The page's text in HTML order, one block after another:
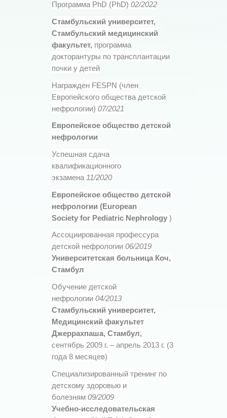
Программа PhD (PhD)02/2022
Стамбульский университет,
Стамбульский медицинский
факультет, программа
докторантуры по трансплантации
почки у детей
Награжден FESPN (член
Европейского общества детской
нефрологии)07/2021
Европейское общество детской
нефрологии
Успешная сдача
квалификационного
экзамена 11/2020
Европейское общество детской
нефрологии (European
Society for Pediatric Nephrology )
Ассоциированная профессура
детской нефрологии06/2019
Университетская больница Коч,
Стамбул
Oбучение детской
нефрологии04/2013
Стамбульский университет,
Медицинский факультет
Джеррахпаша, Стамбул,
сентябрь 2009 г. – апрель 2013 г. (3
года 8 месяцев)
Специализированный тренинг по
детскому здоровью и
болезням09/2009
Учебно-исследовательская